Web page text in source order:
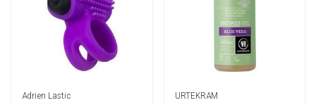
Adrien Lastic URTEKRAM